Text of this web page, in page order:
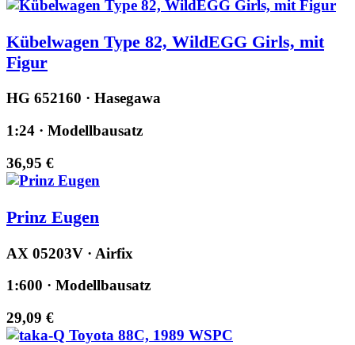
Kübelwagen Type 82, WildEGG Girls, mit
Figur
HG 652160 · Hasegawa
1:24 · Modellbausatz
36,95 €
Prinz Eugen
AX 05203V · Airfix
1:600 · Modellbausatz
29,09 €